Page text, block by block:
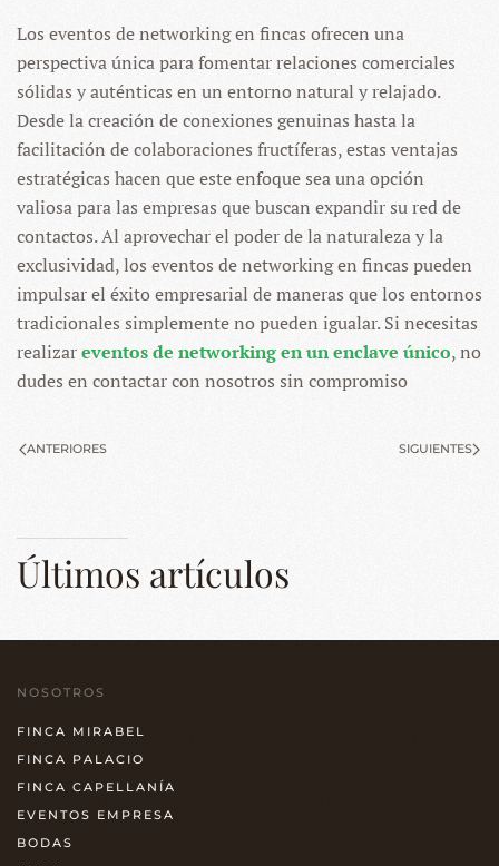
Los eventos de networking en fincas ofrecen una
perspectiva única para fomentar relaciones comerciales
sólidas y auténticas en un entorno natural y relajado.
Desde la creación de conexiones genuinas hasta la
facilitación de colaboraciones fructíferas, estas ventajas
estratégicas hacen que este enfoque sea una opción
valiosa para las empresas que buscan expandir su red de
contactos. Al aprovechar el poder de la naturaleza y la
exclusividad, los eventos de networking en fincas pueden
impulsar el éxito empresarial de maneras que los entornos
tradicionales simplemente no pueden igualar. Si necesitas
realizareventos de networking en un enclave único, no
dudes en contactar con nosotros sin compromiso
ANTERIORES SIGUIENTES
Últimos artículos
NOSOTROS
FINCA MIRABEL
FINCA PALACIO
FINCA CAPELLANÍA
EVENTOS EMPRESA
BODAS